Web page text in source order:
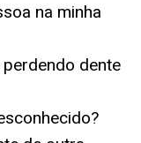
na minha
dente